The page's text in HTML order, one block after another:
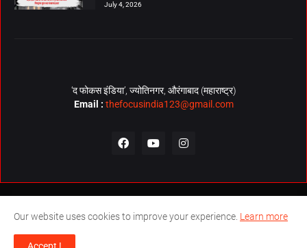
July 4, 2026
‘द फोकस इंडिया’, ज्योतिनगर, औरंगाबाद (महाराष्ट्र)
Email : thefocusindia123@gmail.com
© Copyrights 2026. All Rights Reserved. Technical Support by
About Us Contact Us The Focus India Policy
Our website uses cookies to improve your experience. Learn more